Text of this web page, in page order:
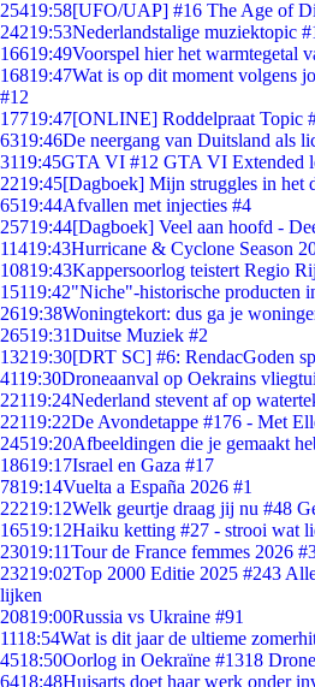
25419:58[UFO/UAP] #16 The Age of
24219:53Nederlandstalige muziektopic
16619:49Voorspel hier het warmtegetal
16819:47Wat is op dit moment volgens
#12
17719:47[ONLINE] Roddelpraat Topic
6319:46De neergang van Duitsland als
3119:45GTA VI #12 GTA VI Extended
2219:45[Dagboek] Mijn struggles in het
6519:44Afvallen met injecties #4
25719:44[Dagboek] Veel aan hoofd -
11419:43Hurricane & Cyclone Season
10819:43Kappersoorlog teistert Regio
15119:42"Niche"-historische producten
2619:38Woningtekort: dus ga je
26519:31Duitse Muziek #2
13219:30[DRT SC] #6: RendacGoden
4119:30Droneaanval op Oekrains
22119:24Nederland stevent af op
22119:22De Avondetappe #176 - Met
24519:20Afbeeldingen die je gemaakt
18619:17Israel en Gaza #17
7819:14Vuelta a España 2026 #1
22219:12Welk geurtje draag jij nu #48
16519:12Haiku ketting #27 - strooi wat
23019:11Tour de France femmes 2026
23219:02Top 2000 Editie 2025 #243
lijken
20819:00Russia vs Ukraine #91
1118:54Wat is dit jaar de ultieme
4518:50Oorlog in Oekraïne #1318
6418:48Huisarts doet haar werk onder